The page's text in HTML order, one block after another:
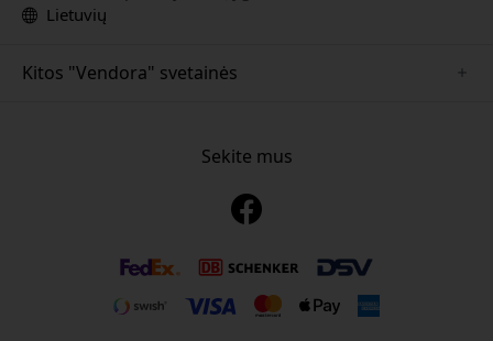
Lietuvių
Kitos "Vendora" svetainės
www.pipetto.se
Sekite mus